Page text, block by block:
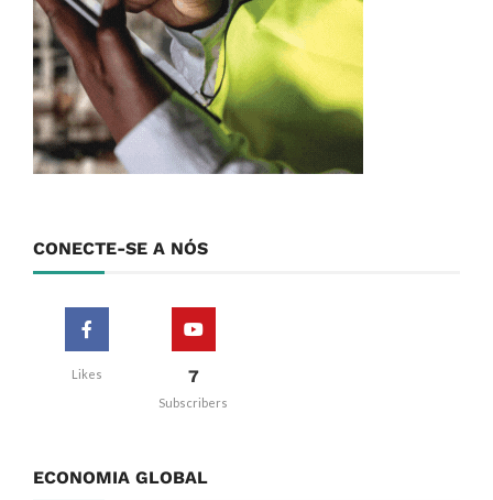
CONECTE-SE A NÓS
Likes 7
Subscribers
ECONOMIA GLOBAL